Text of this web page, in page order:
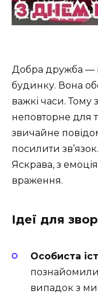
Добра дружба —
будинку. Вона
важкі часи.
неповторне для
звичайне
посилити
Яскрава, з
враження.
Ідеї для
Особиста
випадок з